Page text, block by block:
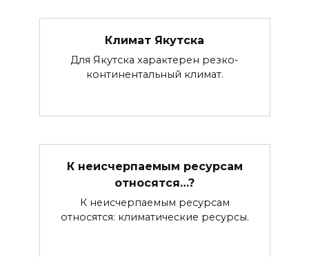
Климат Якутска
Для Якутска характерен резко-
континентальный климат.
К неисчерпаемым ресурсам
относятся…?
К неисчерпаемым ресурсам
относятся: климатические ресурсы.